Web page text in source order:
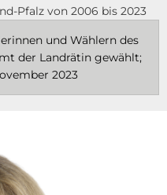
Pfalz von 2006 bis 2023
und Wählern des
der Landrätin gewählt;
2023